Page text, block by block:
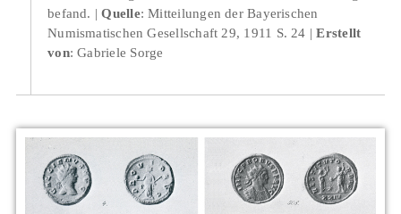
befand.
Quelle: Mitteilungen der Bayerischen
Numismatischen Gesellschaft 29, 1911 S. 24
Erstellt
von: Gabriele Sorge